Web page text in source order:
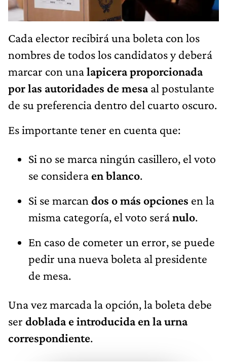
Cada elector recibirá una boleta con los
nombres de todos los candidatos y deberá
marcar con unalapicera proporcionada
por las autoridades de mesaal postulante
de su preferencia dentro del cuarto oscuro.
Es importante tener en cuenta que:
Si no se marca ningún casillero, el voto
se considera en blanco.
Si se marcan dos o más opciones en la
misma categoría, el voto seránulo.
En caso de cometer un error, se puede
pedir una nueva boleta al presidente
de mesa.
Una vez marcada la opción, la boleta debe
ser doblada e introducida en la urna
correspondiente.